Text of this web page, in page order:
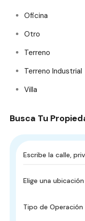
Oficina
Otro
Terreno
Terreno Industrial
Villa
Busca Tu
Elige una ubicación
Tipo de Operación